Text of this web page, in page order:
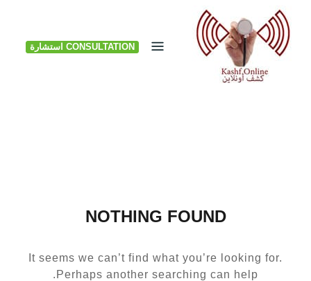
Skip
content
CONSULTATION استشارة
NOTHING FOUND
It seems we can’t find what you’re looking for.
Perhaps another searching can help.